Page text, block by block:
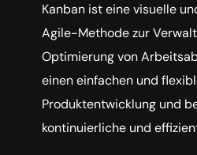
Kanban ist eine visuelle
Agile-Methode zur
Optimierung von
einen einfachen und
Produktentwicklung und
kontinuierliche und